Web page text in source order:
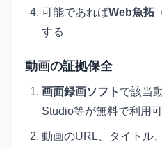
可能であればWeb魚拓
する
動画の証拠保全
画面録画ソフト で該当
Studio等が無料で利用可
動画のURL、タイトル